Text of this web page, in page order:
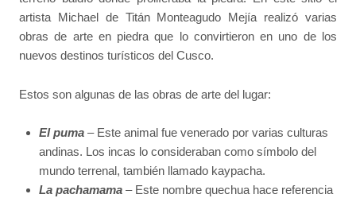
artista Michael de Titán Monteagudo Mejía realizó varias
obras de arte en piedra que lo convirtieron en uno de los
nuevos destinos turísticos del Cusco.
Estos son algunas de las obras de arte del lugar:
El puma– Este animal fue venerado por varias culturas
andinas. Los incas lo consideraban como símbolo del
mundo terrenal, también llamado kaypacha.
La pachamama– Este nombre quechua hace referencia